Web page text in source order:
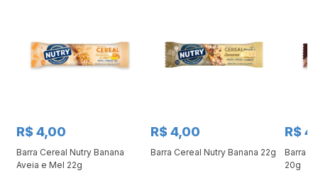
R$ 4,00
Barra Cereal Nutry Banana
Aveia e Mel 22g
R$ 4,00
Barra Cereal Nutry Banana 22g
R$
Barra
20g